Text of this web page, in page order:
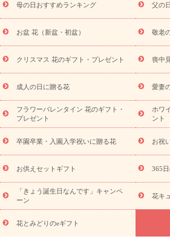
供え・お悔やみ商品一覧
お供え・お悔
降に贈る花
通夜・葬儀に贈る花
お供
お供え プリザーブドフラワー
ペット
盆・初盆）
その他 お祝い返し お見
ビジネス用
ご自宅用 観葉植物 ミ
ドフラワー
スタイルから探す アレ
ンド花
お祝い お供え・お悔やみ 胡
ディ胡蝶蘭・お祝い
ミディ胡蝶蘭・お
観葉植物
観葉植物 産直多肉植物
お祝い
お供え・お悔やみ 花とセット
プチギフト（hanamore -ハナモア-）
キューピットのeGfit
カラー ピンク
ド
お花の種類 トルコ
お祝い お祝い・3000円～ お祝い・
5000円～
お祝い・7000円～ お祝い・
悔やみ
円～
お供え・お悔やみ・
読み物
母の日おすすめランキング 父の
お盆 花（新盆・初盆） 敬老
クリスマス 花のギフト・プレゼント 喪中
成人の日に贈る花 愛妻
フラワーバレンタイン 花のギフト・
プレゼント
ホワ
ント
卒園卒業・入園入学祝いに贈る花 お祝
お供えセットギフト 365
「きょう誕生日なんです」キャンペ
ーン
花キ
花とみどりのeギフト